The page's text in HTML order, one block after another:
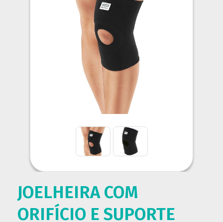
JOELHEIRA COM
ORIFÍCIO E SUPORTE